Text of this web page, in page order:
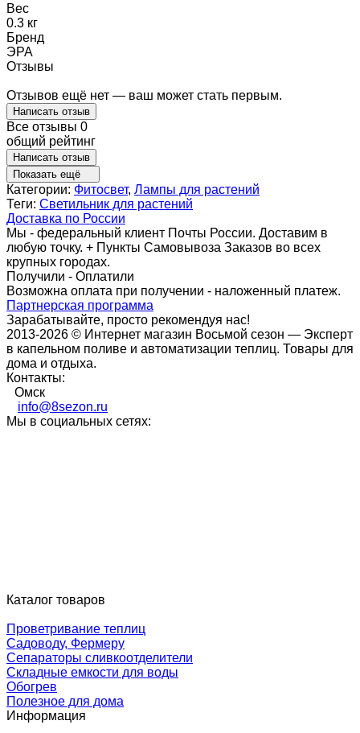
Вес
0.3 кг
Бренд
ЭРА
Отзывы
Отзывов ещё нет — ваш может стать первым.
Написать отзыв
Все отзывы 0
общий рейтинг
Написать отзыв
Показать ещё
Категории: Фитосвет, Лампы для растений
Теги: Светильник для растений
Доставка по России
Мы - федеральный клиент Почты России. Доставим в
любую точку. + Пункты Самовывоза Заказов во всех
крупных городах.
Получили - Оплатили
Возможна оплата при получении - наложенный платеж.
Партнерская программа
Зарабатывайте, просто рекомендуя нас!
2013-2026 © Интернет магазин Восьмой сезон — Эксперт
в капельном поливе и автоматизации теплиц. Товары для
дома и отдыха.
Контакты:
Омск
info@8sezon.ru
Мы в социальных сетях:
Каталог товаров
Проветривание теплиц
Садоводу, Фермеру
Сепараторы сливкоотделители
Складные емкости для воды
Обогрев
Полезное для дома
Информация